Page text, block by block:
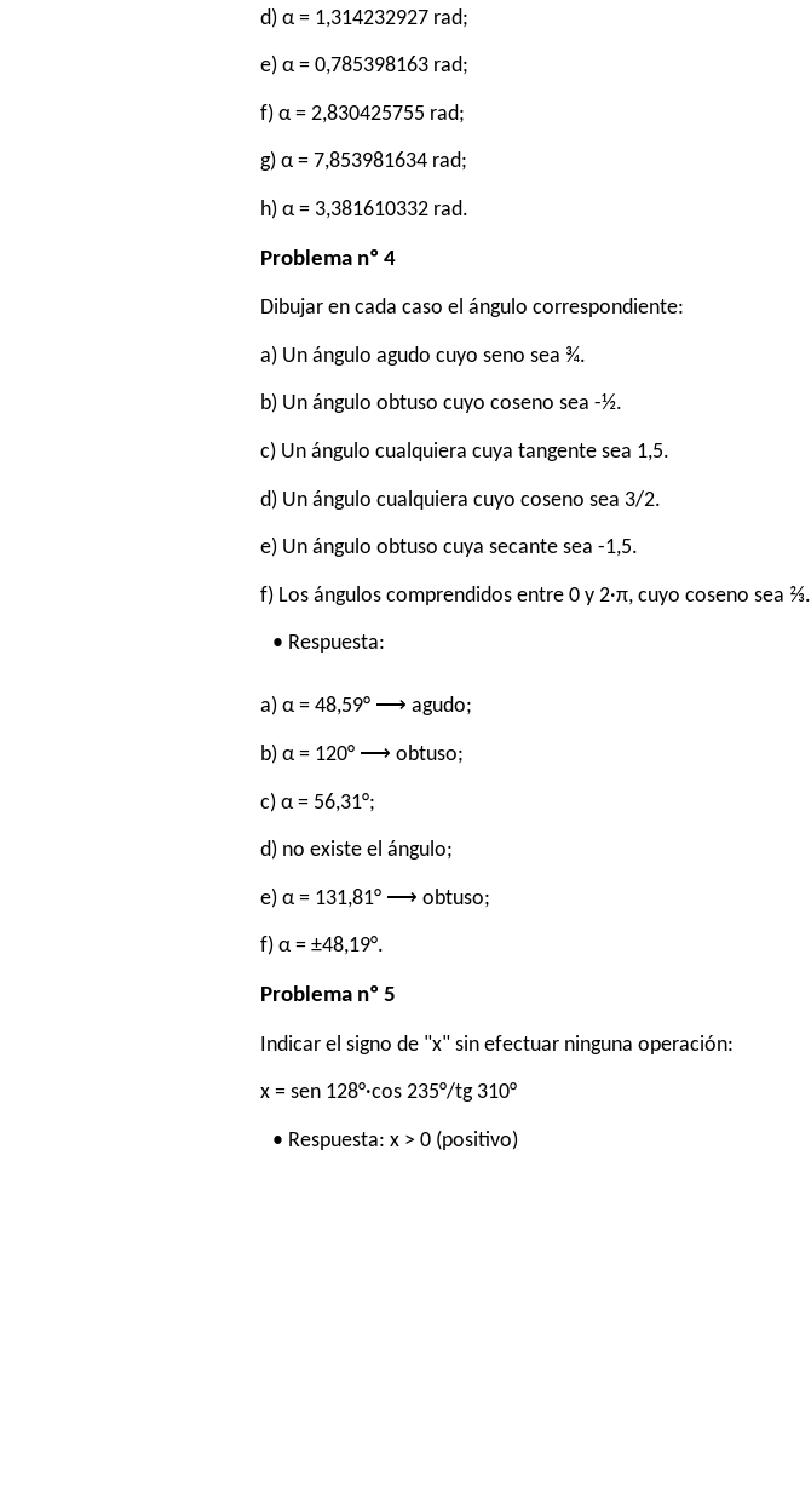
d) α = 1,314232927 rad;
e) α = 0,785398163 rad;
f) α = 2,830425755 rad;
g) α = 7,853981634 rad;
h) α = 3,381610332 rad.
Problema nº 4
Dibujar en cada caso el ángulo correspondiente:
a) Un ángulo agudo cuyo seno sea ¾.
b) Un ángulo obtuso cuyo coseno sea -½.
c) Un ángulo cualquiera cuya tangente sea 1,5.
d) Un ángulo cualquiera cuyo coseno sea 3/2.
e) Un ángulo obtuso cuya secante sea -1,5.
f) Los ángulos comprendidos entre 0 y 2·π, cuyo coseno sea ⅔.
• Respuesta:
a) α = 48,59° ⟶ agudo;
b) α = 120° ⟶ obtuso;
c) α = 56,31°;
d) no existe el ángulo;
e) α = 131,81° ⟶ obtuso;
f) α = ±48,19°.
Problema nº 5
Indicar el signo de "x" sin efectuar ninguna operación:
x = sen 128°·cos 235°/tg 310°
• Respuesta: x > 0 (positivo)